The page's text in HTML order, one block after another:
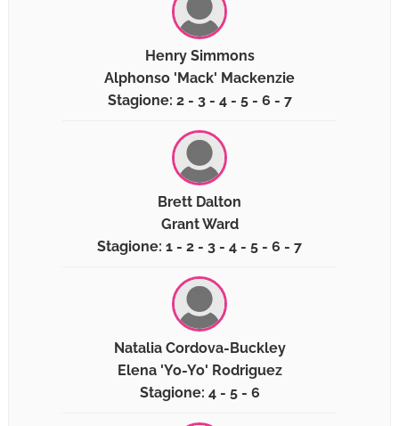
Henry Simmons
Alphonso 'Mack' Mackenzie
Stagione: 2 - 3 - 4 - 5 - 6 - 7
Brett Dalton
Grant Ward
Stagione: 1 - 2 - 3 - 4 - 5 - 6 - 7
Natalia Cordova-Buckley
Elena 'Yo-Yo' Rodriguez
Stagione: 4 - 5 - 6